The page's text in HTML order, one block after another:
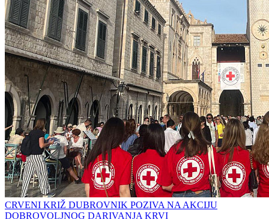
CRVENI KRIŽ DUBROVNIK POZIVA NA AKCIJU
DOBROVOLJNOG DARIVANJA KRVI